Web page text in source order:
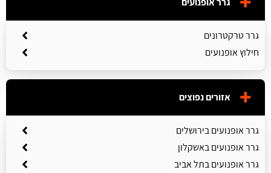
גרר טרקטרונים
חילוץ אופנועים
אזורים נפוצים
גרר אופנועים בירושלים
גרר אופנועים באשקלון
גרר אופנועים בתל אביב